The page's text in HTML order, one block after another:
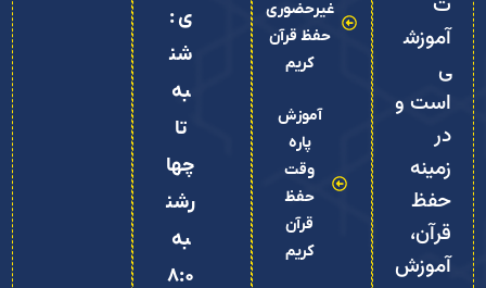
آموزش
ی
است و
در
زمینه
حفظ
قرآن،
آموزش
غیرحضوری
حفظ قرآن
کریم
آموزش
پاره
وقت
حفظ
قرآن
کریم
ی :
شن
به
تا
چها
رشن
به
8:0